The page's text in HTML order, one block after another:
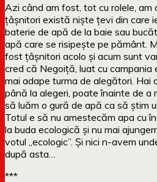
Azi când am fost, tot cu rolele,
țâșnitori există niște țevi din care
baterie de apă de la baie sau
apă care se risipește pe pământ.
fost țâșnitori acolo și acum sunt
cred că Negoiță, luat cu
mai adape turma de alegători. Hai
până la alegeri, poate înainte de a
să luăm o gură de apă ca să știm
Totul e să nu amestecăm apa cu
la buda ecologică și nu mai
votul „ecologic”. Și nici n-avem
după asta…
***